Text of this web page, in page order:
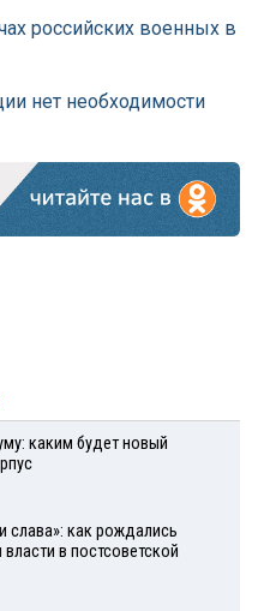
российских военных в
нет необходимости
каким будет новый
слава»: как рождались
в постсоветской